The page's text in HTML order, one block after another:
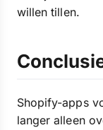
willen tillen.
Shopify-apps
langer alleen